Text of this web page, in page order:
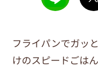
フライパンでガッ
けのスピードごは